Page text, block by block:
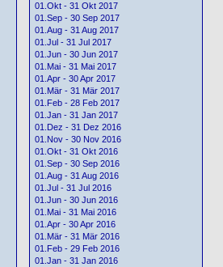
01.Okt - 31 Okt 2017
01.Sep - 30 Sep 2017
01.Aug - 31 Aug 2017
01.Jul - 31 Jul 2017
01.Jun - 30 Jun 2017
01.Mai - 31 Mai 2017
01.Apr - 30 Apr 2017
01.Mär - 31 Mär 2017
01.Feb - 28 Feb 2017
01.Jan - 31 Jan 2017
01.Dez - 31 Dez 2016
01.Nov - 30 Nov 2016
01.Okt - 31 Okt 2016
01.Sep - 30 Sep 2016
01.Aug - 31 Aug 2016
01.Jul - 31 Jul 2016
01.Jun - 30 Jun 2016
01.Mai - 31 Mai 2016
01.Apr - 30 Apr 2016
01.Mär - 31 Mär 2016
01.Feb - 29 Feb 2016
01.Jan - 31 Jan 2016